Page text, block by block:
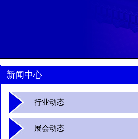
新闻中心
行业动态
展会动态